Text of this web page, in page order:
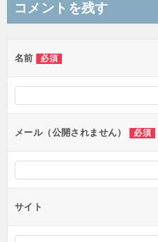
ビ
ー
シ
ョ
ン
コメントを残す
名前 必須
メール（公開されません） 必須
サイト